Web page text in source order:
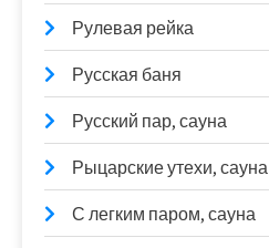
Рулевая рейка
Русская баня
Русский пар, сауна
Рыцарские утехи, сауна
С легким паром, сауна